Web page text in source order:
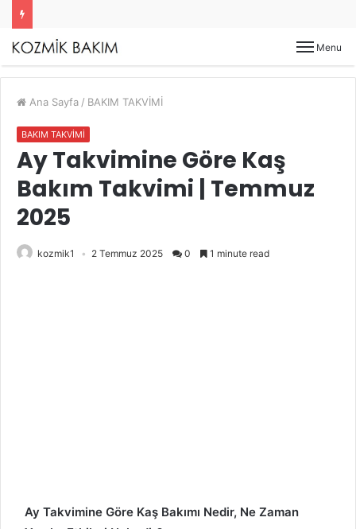
Menu
Ana Sayfa / BAKIM TAKVİMİ
BAKIM TAKVİMİ
Ay Takvimine Göre Kaş
Bakım Takvimi | Temmuz
2025
kozmik1 2 Temmuz 2025 0 1 minute read
Ay Takvimine Göre Kaş Bakımı Nedir, Ne Zaman